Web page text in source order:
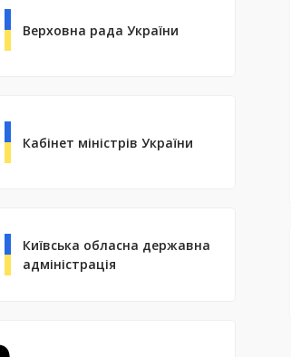
Верховна рада України
Кабінет міністрів України
Київська обласна державна
адміністрація